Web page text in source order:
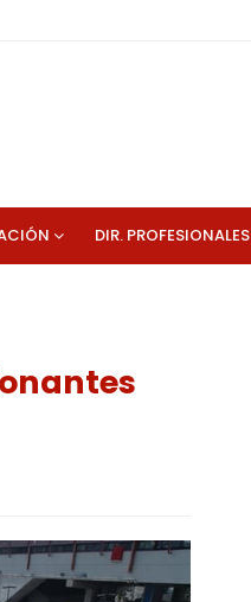
DIR. PROFESIONALES